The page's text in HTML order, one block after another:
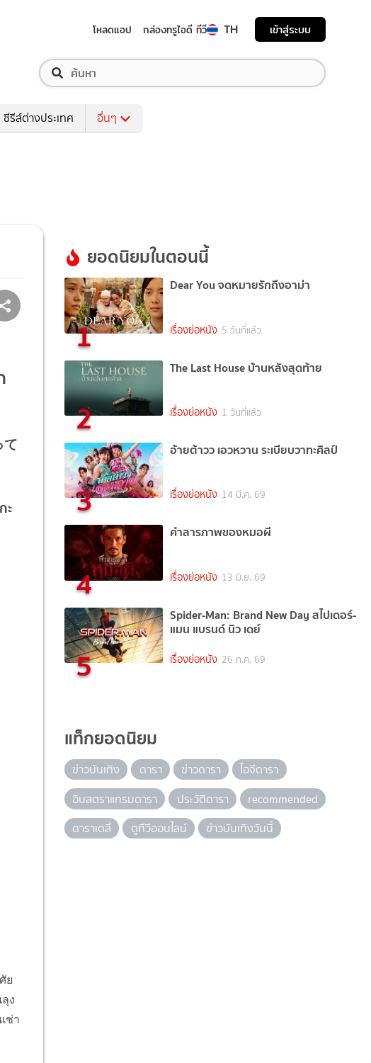
โหลดแอป กล่องทรูไอดี ทีวี TH เข้าสู่ระบบ
ซีรีส์ต่างประเทศ อื่นๆ
て
ะ
ย
ง
ช่า
ยอดนิยมในตอนนี้
1
Dear You จดหมายรักถึงอาม่า
เรื่องย่อหนัง 5 วันที่แล้ว
2
The Last House บ้านหลังสุดท้าย
เรื่องย่อหนัง 1 วันที่แล้ว
3
อ้ายต้าวว เอวหวาน ระเบียบวาทะศิลป์
เรื่องย่อหนัง 14 มี.ค. 69
4
คำสารภาพของหมอผี
เรื่องย่อหนัง 13 มิ.ย. 69
5
Spider-Man: Brand New Day สไปเดอร์-
แมน แบรนด์ นิว เดย์
เรื่องย่อหนัง 26 ก.ค. 69
แท็กยอดนิยม
ข่าวบันเทิง ดารา ข่าวดารา
ไอจีดารา
อินสตราแกรมดารา
ประวัติดารา
recommended
ดาราเดลี่
ดูทีวีออนไลน์ ข่าวบันเทิงวันนี้